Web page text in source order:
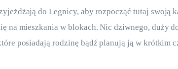
do Legnicy, aby rozpocząć tutaj swoją
na mieszkania w blokach. Nic dziwnego, duży
posiadają rodzinę bądź planują ją w krótkim